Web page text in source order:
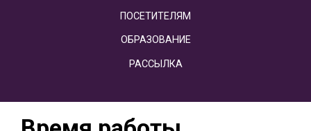
ПОСЕТИТЕЛЯМ
ОБРАЗОВАНИЕ
РАССЫЛКА